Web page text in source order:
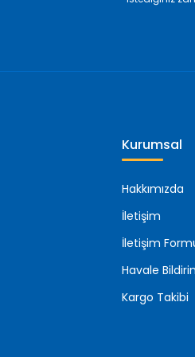
Kurumsal
Hakkımızda
İletişim
İletişim
Havale
Kargo Takibi